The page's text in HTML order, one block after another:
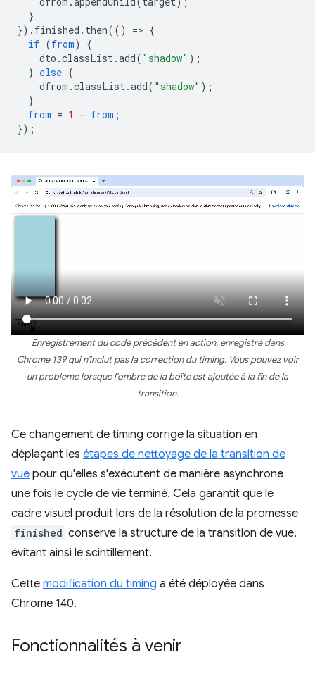
}
}). finished . then(() => {
if (from)
{
dto .classList.add( "shadow" );
} else {
dfrom .classList.add( "shadow" );
}
from = 1 - from ;
});
Enregistrement du code précédent en action, enregistré dans
Chrome 139 qui n'inclut pas la correction du timing. Vous pouvez voir
un problème lorsque l'ombre de la boîte est ajoutée à la fin de la
transition.
Ce changement de timing corrige la situation en
déplaçant les étapes de nettoyage de la transition de
vue pour qu'elles s'exécutent de manière asynchrone
une fois le cycle de vie terminé. Cela garantit que le
cadre visuel produit lors de la résolution de la promesse
finished conserve la structure de la transition de vue,
évitant ainsi le scintillement.
Cette modification du timing a été déployée dans
Chrome 140.
Fonctionnalités à venir